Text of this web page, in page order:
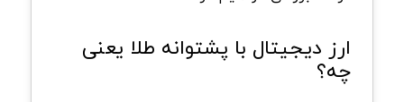
ارز دیجیتال با پشتوانه طلا یعنی
چه؟